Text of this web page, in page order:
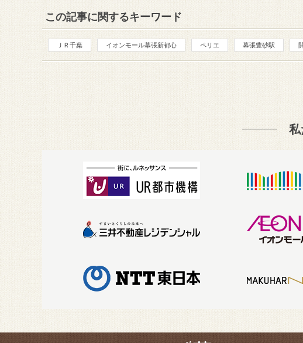
この記事に関するキーワード
ＪＲ千葉 イオンモール幕張新都心 ペリエ 幕張豊砂駅